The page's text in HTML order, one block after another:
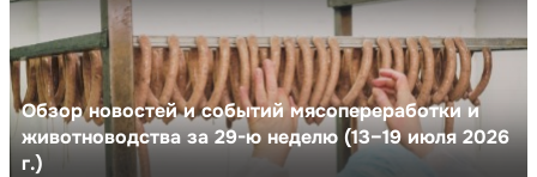
Обзор новостей и событий мясопереработки и
животноводства за 29-ю неделю (13–19 июля 2026
г.)